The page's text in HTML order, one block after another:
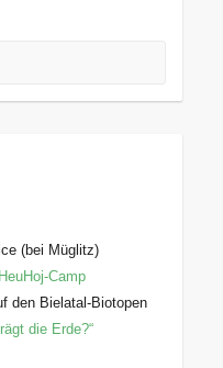
(bei Müglitz)
Camp
den Bielatal-Biotopen
die Erde?“